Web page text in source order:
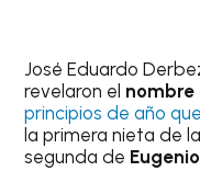
José Eduardo
revelaron el nombre
principios de año
la primera nieta de
segunda de